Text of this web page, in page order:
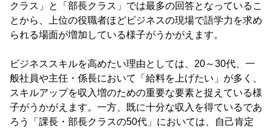
クラス」と「部長クラス」では最多の回答となっているこ
とから、上位の役職者ほどビジネスの現場で語学力を求め
られる場面が増加している様子がうかがえます。
ビジネススキルを高めたい理由としては、20～30代、一
般社員や主任・係長において「給料を上げたい」が多く、
スキルアップを収入増のための重要な要素と捉えている様
子がうかがえます。一方、既に十分な収入を得ているであ
ろう「課長・部長クラスの50代」においては、自己肯定